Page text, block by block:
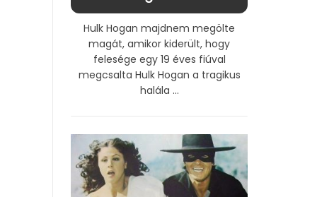
Hulk Hogan majdnem megölte
magát, amikor kiderült, hogy
felesége egy 19 éves fiúval
megcsalta Hulk Hogan a tragikus
halála ...